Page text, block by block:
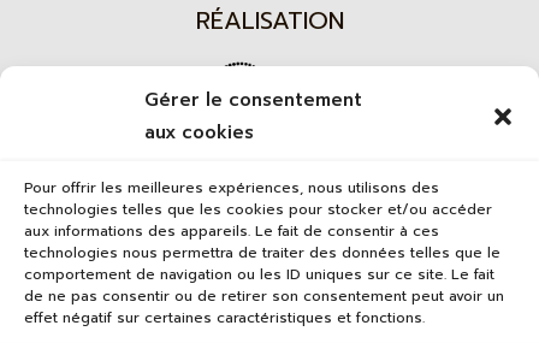
Gérer le consentement
aux cookies
Pour offrir les meilleures expériences, nous utilisons des
technologies telles que les cookies pour stocker et/ou accéder
aux informations des appareils. Le fait de consentir à ces
technologies nous permettra de traiter des données telles que le
comportement de navigation ou les ID uniques sur ce site. Le fait
de ne pas consentir ou de retirer son consentement peut avoir un
effet négatif sur certaines caractéristiques et fonctions.
RÉALISATION